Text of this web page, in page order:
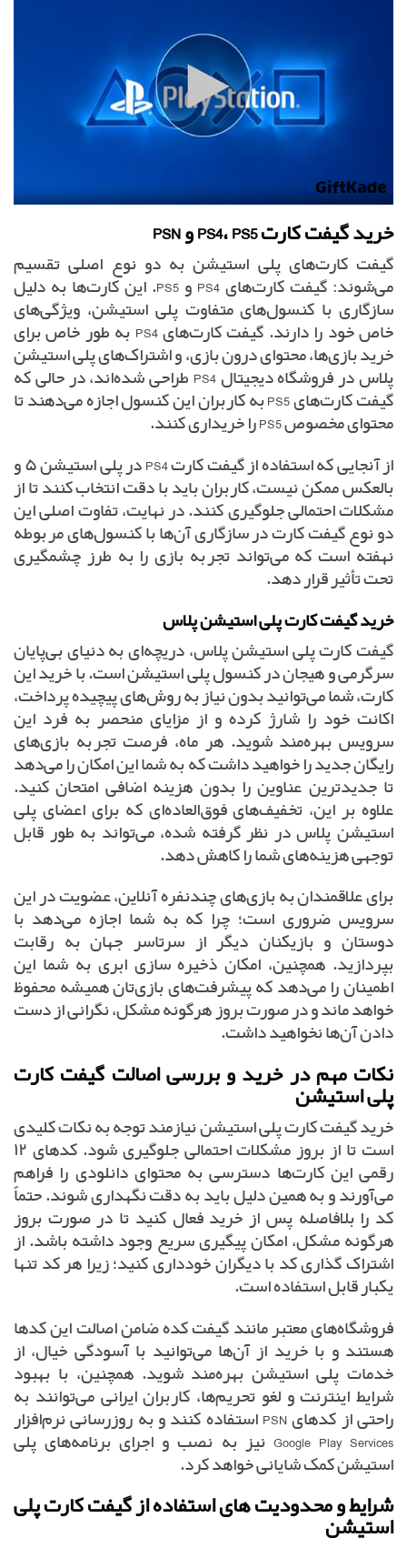
خرید گیفت کارت PS4،PS5 وPSN
گیفت کارت‌های پلی استیشن به دو نوع اصلی تقسیم
می‌شوند: گیفت کارت‌های PS4 و PS5. این کارت‌ها به دلیل
سازگاری با کنسول‌های متفاوت پلی استیشن، ویژگی‌های
خاص خود را دارند. گیفت کارت‌های PS4 به طور خاص برای
خرید بازی‌ها، محتوای درون بازی، و اشتراک‌های پلی استیشن
پلاس در فروشگاه دیجیتال PS4 طراحی شده‌اند، در حالی که
گیفت کارت‌های PS5 به کاربران این کنسول اجازه می‌دهند تا
محتوای مخصوص PS5 را خریداری کنند.
از آنجایی که استفاده از گیفت کارت PS4 در پلی استیشن ۵ و
بالعکس ممکن نیست، کاربران باید با دقت انتخاب کنند تا از
مشکلات احتمالی جلوگیری کنند. در نهایت، تفاوت اصلی این
دو نوع گیفت کارت در سازگاری آن‌ها با کنسول‌های مربوطه
نهفته است که می‌تواند تجربه بازی را به طرز چشمگیری
تحت تأثیر قرار دهد.
خرید گیفت کارت پلی استیشن پلاس
گیفت کارت پلی استیشن پلاس، دریچه‌ای به دنیای بی‌پایان
سرگرمی و هیجان در کنسول پلی استیشن است. با خرید این
کارت، شما می‌توانید بدون نیاز به روش‌های پیچیده پرداخت،
اکانت خود را شارژ کرده و از مزایای منحصر به فرد این
سرویس بهره‌مند شوید. هر ماه، فرصت تجربه بازی‌های
رایگان جدید را خواهید داشت که به شما این امکان را می‌دهد
تا جدیدترین عناوین را بدون هزینه اضافی امتحان کنید.
علاوه بر این، تخفیف‌های فوق‌العاده‌ای که برای اعضای پلی
استیشن پلاس در نظر گرفته شده، می‌تواند به طور قابل
توجهی هزینه‌های شما را کاهش دهد.
برای علاقمندان به بازی‌های چندنفره آنلاین، عضویت در این
سرویس ضروری است؛ چرا که به شما اجازه می‌دهد با
دوستان و بازیکنان دیگر از سرتاسر جهان به رقابت
بپردازید. همچنین، امکان ذخیره سازی ابری به شما این
اطمینان را می‌دهد که پیشرفت‌های بازی‌تان همیشه محفوظ
خواهد ماند و در صورت بروز هرگونه مشکل، نگرانی از دست
دادن آن‌ها نخواهید داشت.
نکات مهم در خرید و بررسی اصالت گیفت کارت
پلی استیشن
خرید گیفت کارت پلی استیشن نیازمند توجه به نکات کلیدی
است تا از بروز مشکلات احتمالی جلوگیری شود. کدهای ۱۲
رقمی این کارت‌ها دسترسی به محتوای دانلودی را فراهم
می‌آورند و به همین دلیل باید به دقت نگهداری شوند. حتماً
کد را بلافاصله پس از خرید فعال کنید تا در صورت بروز
هرگونه مشکل، امکان پیگیری سریع وجود داشته باشد. از
اشتراک گذاری کد با دیگران خودداری کنید؛ زیرا هر کد تنها
یکبار قابل استفاده است.
فروشگاه‌های معتبر مانند گیفت کده ضامن اصالت این کدها
هستند و با خرید از آن‌ها می‌توانید با آسودگی خیال، از
خدمات پلی استیشن بهره‌مند شوید. همچنین، با بهبود
شرایط اینترنت و لغو تحریم‌ها، کاربران ایرانی می‌توانند به
راحتی از کدهای PSN استفاده کنند و به روزرسانی نرم‌افزار
Google Play Services نیز به نصب و اجرای برنامه‌های پلی
استیشن کمک شایانی خواهد کرد.
شرایط و محدودیت های استفاده از گیفت کارت پلی
استیشن